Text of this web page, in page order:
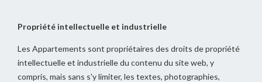
Propriété intellectuelle et industrielle
Les Appartements sont propriétaires des droits de propriété
intellectuelle et industrielle du contenu du site web, y
compris, mais sans s'y limiter, les textes, photographies,